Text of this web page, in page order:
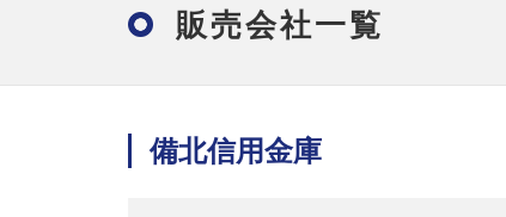
販売会社一覧
備北信用金庫